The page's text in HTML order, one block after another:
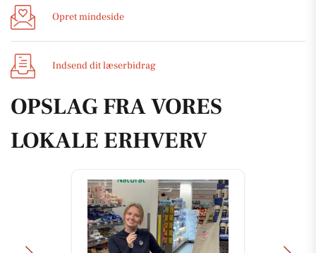
Opret mindeside
Indsend dit læserbidrag
OPSLAG FRA VORES
LOKALE ERHVERV